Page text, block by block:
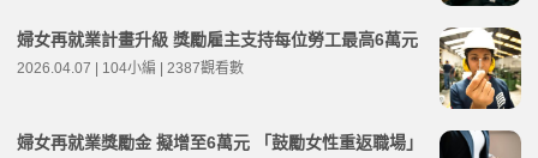
婦女再就業計畫升級 獎勵雇主支持每位勞工最高6萬元
2026.04.07 | 104小編 | 2387觀看數
婦女再就業獎勵金 擬增至6萬元 「鼓勵女性重返職場」